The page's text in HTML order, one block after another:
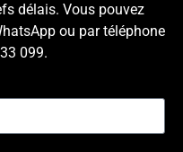
délais. Vous pouvez
ou par téléphone
099.